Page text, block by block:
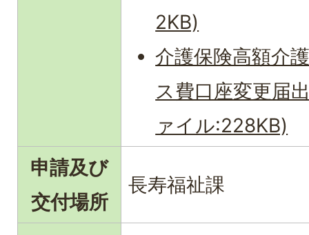
2KB)
介護保険高額介
ス費口座変更届
ァイル:228KB)
申請及び
交付場所
長寿福祉課